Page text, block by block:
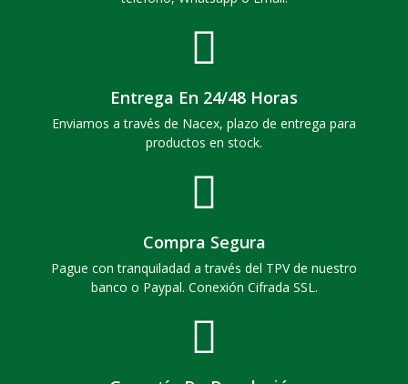
Entrega En 24/48 Horas
Enviamos a través de Nacex, plazo de entrega para
productos en stock.
Compra Segura
Pague con tranquiladad a través del TPV de nuestro
banco o Paypal. Conexión Cifrada SSL.